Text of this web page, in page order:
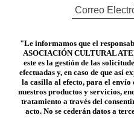
"Le informamos que el
ASOCIACIÓN CULTURAL
este es la gestión de las
efectuadas y, en caso de que así
la casilla al efecto, para el envío
nuestros productos y servicios,
tratamiento a través del
acto. No se cederán datos a